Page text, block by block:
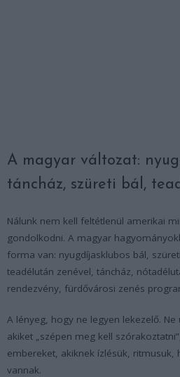
A magyar változat:
táncház, szüreti bál,
Nálunk nem kell feltétlenül amerikai
gondolkodni. A magyar
forma van: nyugdíjasklubos bál,
teadélután zenével, táncház,
rendezvény, fürdővárosi zenés
A lényeg, hogy ne legyen lekezelő.
akiket „szépen meg kell
embereket, akiknek ízlésük, ritmusuk,
vannak.